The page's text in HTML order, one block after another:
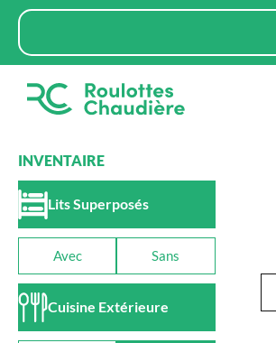
Aller
contenu
Rechercher
INVENTAIRE
Lits Superposés
Avec Sans
Cuisine Extérieure